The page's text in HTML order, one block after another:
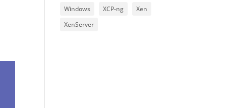
Windows
XCP-ng
Xen
XenServer